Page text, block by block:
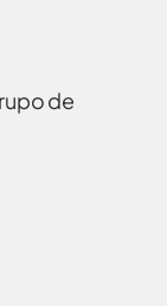
de